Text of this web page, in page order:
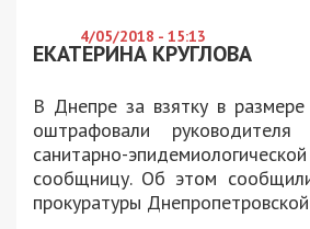
4/05/2018 - 15:13
ЕКАТЕРИНА КРУГЛОВА
В Днепре за взятку в
оштрафовали руководителя
санитарно-
сообщницу. Об этом
прокуратуры